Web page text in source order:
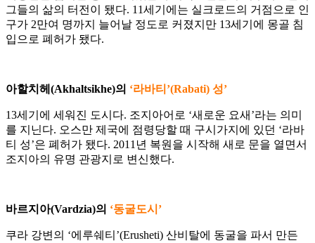
그들의 삶의 터전이 됐다. 11세기에는 실크로드의 거점으로 인
구가 2만여 명까지 늘어날 정도로 커졌지만 13세기에 몽골 침
입으로 폐허가 됐다.
아할치헤(Akhaltsikhe)의 ‘라바티’(Rabati) 성’
13세기에 세워진 도시다. 조지아어로 ‘새로운 요새’라는 의미
를 지닌다. 오스만 제국에 점령당할 때 구시가지에 있던 ‘라바
티 성’은 폐허가 됐다. 2011년 복원을 시작해 새로 문을 열면서
조지아의 유명 관광지로 변신했다.
바르지아(Vardzia)의 ‘동굴도시’
쿠라 강변의 ‘에루쉐티’(Erusheti) 산비탈에 동굴을 파서 만든